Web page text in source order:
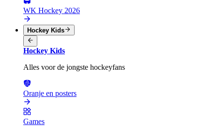
WK Hockey 2026
Hockey Kids
Hockey Kids
Alles voor de jongste hockeyfans
Oranje en posters
Games